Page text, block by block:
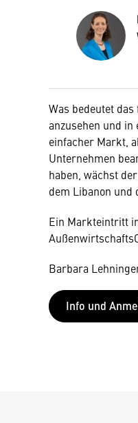
Was bedeutet
anzusehen und
einfacher Markt,
Unternehmen
haben, wächst
dem Libanon und
Ein Markteintritt
Barbara
Info und